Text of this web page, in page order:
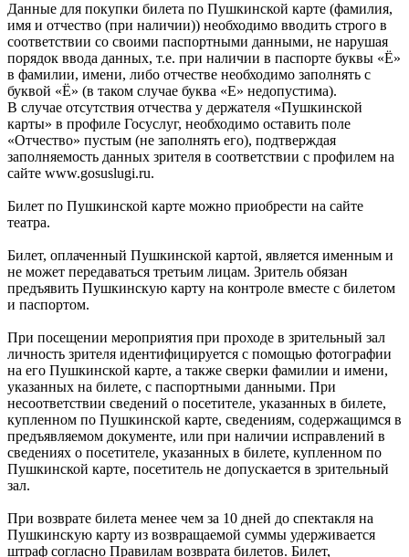
Данные для покупки билета по Пушкинской карте (фамилия,
имя и отчество (при наличии)) необходимо вводить строго в
соответствии со своими паспортными данными, не нарушая
порядок ввода данных, т.е. при наличии в паспорте буквы «Ё»
в фамилии, имени, либо отчестве необходимо заполнять с
буквой «Ё» (в таком случае буква «Е» недопустима).
В случае отсутствия отчества у держателя «Пушкинской
карты» в профиле Госуслуг, необходимо оставить поле
«Отчество» пустым (не заполнять его), подтверждая
заполняемость данных зрителя в соответствии с профилем на
сайте www.gosuslugi.ru.
Билет по Пушкинской карте можно приобрести на сайте
театра.
Билет, оплаченный Пушкинской картой, является именным и
не может передаваться третьим лицам. Зритель обязан
предъявить Пушкинскую карту на контроле вместе с билетом
и паспортом.
При посещении мероприятия при проходе в зрительный зал
личность зрителя идентифицируется с помощью фотографии
на его Пушкинской карте, а также сверки фамилии и имени,
указанных на билете, с паспортными данными. При
несоответствии сведений о посетителе, указанных в билете,
купленном по Пушкинской карте, сведениям, содержащимся в
предъявляемом документе, или при наличии исправлений в
сведениях о посетителе, указанных в билете, купленном по
Пушкинской карте, посетитель не допускается в зрительный
зал.
При возврате билета менее чем за 10 дней до спектакля на
Пушкинскую карту из возвращаемой суммы удерживается
штраф согласно Правилам возврата билетов. Билет,